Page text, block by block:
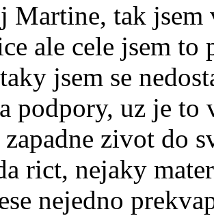
Martine, tak jsem
ale cele jsem to
jsem se
podpory, uz je to
zapadne zivot do
rict, nejaky
nejedno